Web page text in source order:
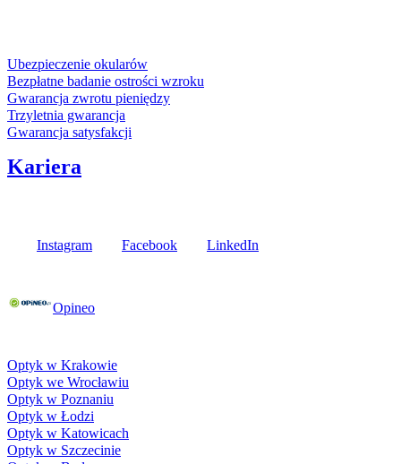
Ubezpieczenie okularów
Bezpłatne badanie ostrości wzroku
Gwarancja zwrotu pieniędzy
Trzyletnia gwarancja
Gwarancja satysfakcji
Kariera
Instagram Facebook LinkedIn
Opineo
Optyk w Krakowie
Optyk we Wrocławiu
Optyk w Poznaniu
Optyk w Łodzi
Optyk w Katowicach
Optyk w Szczecinie